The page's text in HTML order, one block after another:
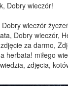
Dobry wieczór!
wieczór
Dobry wieczór,
za darmo,
herbata! miłego
zdjęcia,